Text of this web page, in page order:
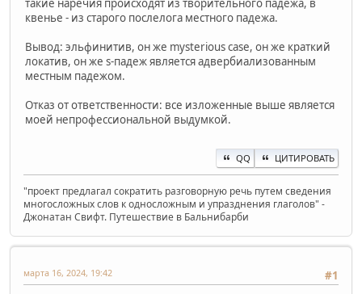
такие наречия происходят из творительного падежа, в
квенье - из старого послелога местного падежа.
Вывод: эльфинитив, он же mysterious case, он же краткий
локатив, он же s-падеж является адвербиализованным
местным падежом.
Отказ от ответственности: все изложенные выше является
моей непрофессиональной выдумкой.
QQ ЦИТИРОВАТЬ
"проект предлагал сократить разговорную речь путем сведения
многосложных слов к односложным и упразднения глаголов" -
Джонатан Свифт. Путешествие в Бальнибарби
#1
марта 16, 2024, 19:42